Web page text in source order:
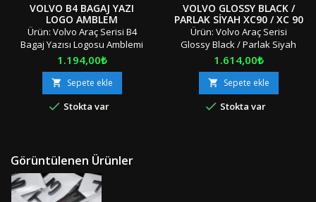
VOLVO B4 BAGAJ YAZI
LOGO AMBLEM
Ürün: Volvo Araç Serisi B4
Bagaj Yazısı Logosu Amblemi
Adet: Tek Parça Boyut:
Standart Materyal: OEM Ürün/
Çift Taraflı Bant Uyumluluk:
Tüm Sınıf ve SerilerR5/9+
"Orjinal / Orijinal Kutusunda /
Kargo "" Türkiye'nin Her
Yerine Aras Kargo ile İndirimli
Kargo &amp; Tek...
Fiyat
1.194,00₺
 Sepete ekle
 Stokta var
VOLVO GLOSSY BLACK /
PARLAK SIYAH XC90 / XC 90
BAGAJ YAZI LOGO AMBLEM
Ürün: Volvo Araç Serisi
Glossy Black / Parlak Siyah
XC90 / XC 90 Bagaj Yazısı
Logosu Amblemi Adet: Tek
Parça Boyut: Standart
Materyal: OEM Ürün/Çift
Taraflı Bant Uyumluluk: Tüm
Fiyat
1.614,00₺
 Sepete ekle
 Stokta var
Görüntülenen Ürünler